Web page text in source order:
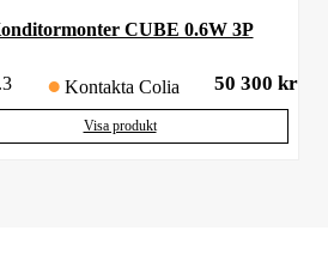
CUBE 0.6W 3P
Kontakta Colia 50 300 kr
Visa produkt